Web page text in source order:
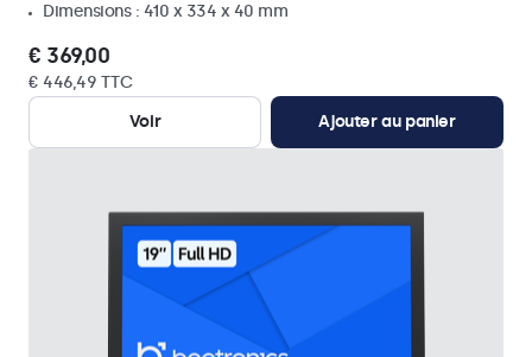
Dimensions : 410 x 334 x 40 mm
€ 369,00
€ 446,49 TTC
Voir
Ajouter au panier